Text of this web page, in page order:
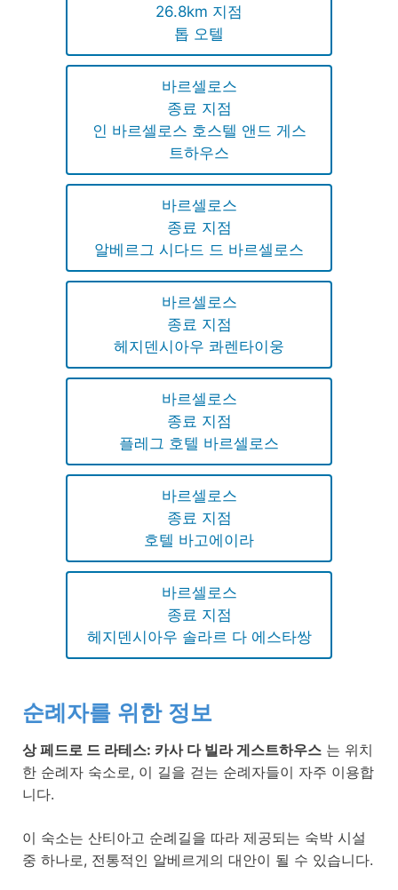
26.8km 지점
톱 오텔
바르셀로스
종료 지점
인 바르셀로스 호스텔 앤드 게스
트하우스
바르셀로스
종료 지점
알베르그 시다드 드 바르셀로스
바르셀로스
종료 지점
헤지덴시아우 콰렌타이웅
바르셀로스
종료 지점
플레그 호텔 바르셀로스
바르셀로스
종료 지점
호텔 바고에이라
바르셀로스
종료 지점
헤지덴시아우 솔라르 다 에스타쌍
순례자를 위한 정보
상 페드로 드 라테스: 카사 다 빌라 게스트하우스 는 위치
한 순례자 숙소로, 이 길을 걷는 순례자들이 자주 이용합
니다.
이 숙소는 산티아고 순례길을 따라 제공되는 숙박 시설
중 하나로, 전통적인 알베르게의 대안이 될 수 있습니다.